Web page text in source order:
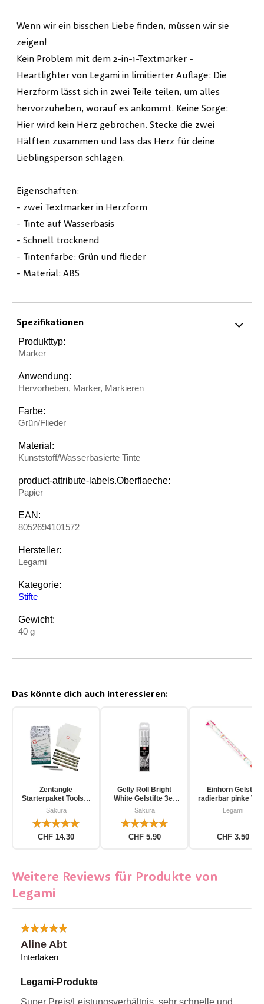
Wenn wir ein bisschen Liebe finden, müssen wir sie
zeigen!
Kein Problem mit dem 2-in-1-Textmarker -
Heartlighter von Legami in limitierter Auflage: Die
Herzform lässt sich in zwei Teile teilen, um alles
hervorzuheben, worauf es ankommt. Keine Sorge:
Hier wird kein Herz gebrochen. Stecke die zwei
Hälften zusammen und lass das Herz für deine
Lieblingsperson schlagen.
Eigenschaften:
- zwei Textmarker in Herzform
- Tinte auf Wasserbasis
- Schnell trocknend
- Tintenfarbe: Grün und flieder
- Material: ABS
Spezifikationen
Produkttyp:
Marker
Anwendung:
Hervorheben, Marker, Markieren
Farbe:
Grün/Flieder
Material:
Kunststoff/Wasserbasierte Tinte
product-attribute-labels.Oberflaeche:
Papier
EAN:
8052694101572
Hersteller:
Legami
Kategorie:
Stifte
Gewicht:
40 g
Das könnte dich auch interessieren:
Zentangle
Starterpaket Toolset
für Einsteiger 12-
Sakura
CHF 14.30
Gelly Roll Bright
White Gelstifte 3er
Pack
Sakura
CHF 5.90
Einhorn Gelstift
radierbar pinke
Legami
CHF 3.50
Weitere Reviews für Produkte von
Legami
Aline Abt
Interlaken
Legami-Produkte
Super Preis/Leistungsverhältnis, sehr schnelle und